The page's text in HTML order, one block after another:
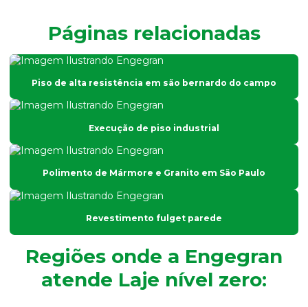
Piso de concreto polido
Piso fulget
Piso industrial granilite
Piso monolítico de alta resistência
Piso polido de concreto
Pisos para estacionamento
Pisos para galpão
Páginas relacionadas
Piso de alta resistência em são bernardo do campo
Execução de piso industrial
Polimento de Mármore e Granito em São Paulo
Revestimento fulget parede
Regiões onde a Engegran
atende Laje nível zero: